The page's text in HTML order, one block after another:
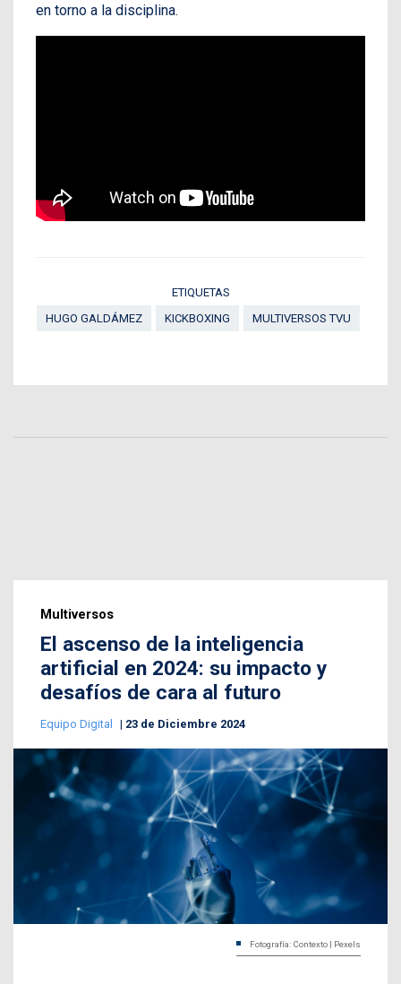
en torno a la disciplina.
ETIQUETAS
HUGO GALDÁMEZ
KICKBOXING MULTIVERSOS TVU
Multiversos
El ascenso de la inteligencia
artificial en 2024: su impacto y
desafíos de cara al futuro
Equipo Digital 23 de Diciembre 2024
Fotografía: Contexto | Pexels